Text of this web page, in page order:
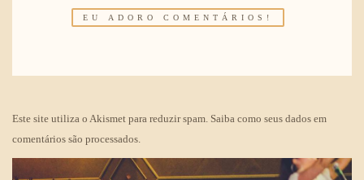
Este site utiliza o Akismet para reduzir spam. Saiba como seus dados em
comentários são processados.